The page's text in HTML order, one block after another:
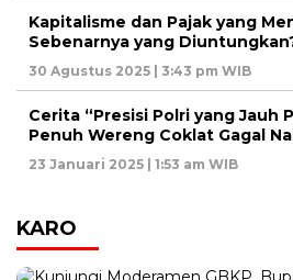
Kapitalisme dan Pajak yang
Sebenarnya yang
30 Agustus 2025 | 3:43 pm WIB
Cerita “Presisi Polri yang Jauh
Penuh Wereng Coklat Gagal
23 Januari 2025 | 1:53 am WIB
KARO